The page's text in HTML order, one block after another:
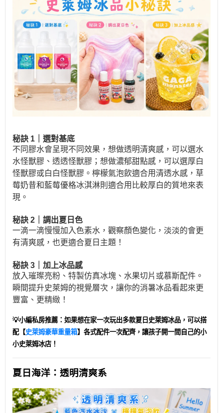
秘訣 1｜選對基底
不同膠水會呈現不同效果，想做透明清爽感，可以選水
水怪獸膠、透透怪獸膠；想做濃郁甜點感，可以選厚白
怪獸膠或白白怪獸膠。檸檬氣泡飲適合用清透水感，草
莓奶昔和藍莓優格冰淇淋則適合用比較厚白的質地來表
現。
秘訣 2｜調出夏日色
一滴一滴慢慢加入色素水，觀察顏色變化，淡淡的會更
有清爽感，也更適合夏日主題！
秘訣 3｜加上冰品感
放入璀璨亮粉、特製仿真冰塊、水果切片或慕斯配件。
瞬間提升史萊姆的視覺層次，讓你的消暑冰品看起來更
豐富、更精緻！
💡小編私房推薦：如果想在家一次玩出多款夏日史萊姆冰品，可以搭
配【史萊姆豪華重量箱】各式配件一次配齊，讓孩子開一間自己的小
小史萊姆冰店！
夏日海洋：透明清爽系